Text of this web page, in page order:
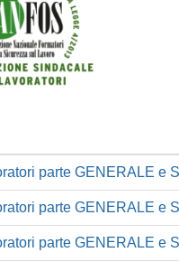
parte GENERALE e
parte GENERALE e
parte GENERALE e